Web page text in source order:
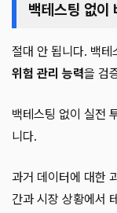
백테스팅 없이
절대 안 됩니다. 백테
위험 관리 능력을 검
백테스팅 없이 실전
니다.
과거 데이터에 대한
간과 시장 상황에서